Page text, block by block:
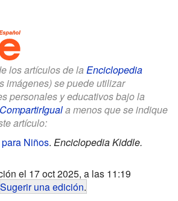
los artículos de la Enciclopedia
imágenes) se puede utilizar
personales y educativos bajo la
a menos que se indique
artículo:
Niños. Enciclopedia Kiddle.
el 17 oct 2025, a las 11:19
Sugerir una edición.